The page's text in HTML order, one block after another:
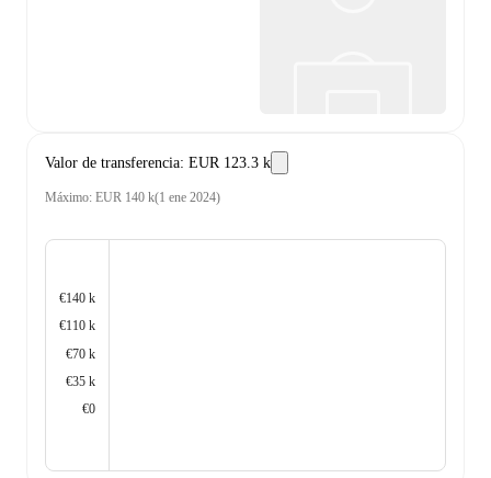
Valor de transferencia: EUR 123.3 k
Máximo: EUR 140 k(1 ene 2024)
€140 k
€110 k
€70 k
€35 k
€0